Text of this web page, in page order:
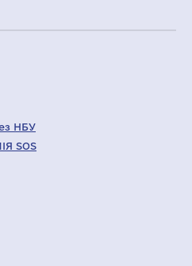
НБУ
SOS